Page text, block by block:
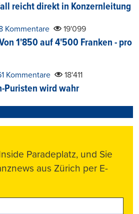
reicht direkt in Konzernleitung
Kommentare 19'099
1'850 auf 4'500 Franken - pro
Kommentare 18'411
Puristen wird wahr
Paradeplatz, und Sie
aus Zürich per E-